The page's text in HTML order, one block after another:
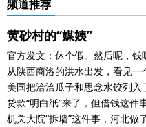
频道推荐
黄砂村的“媒姨”
官方发文：休个假。然后呢，钱
从陕西商洛的洪水出发，看见
美国把洽洽瓜子和思念水饺列入
贷款“明白纸”来了，但借钱这件
机关大院“拆墙”这件事，河北做